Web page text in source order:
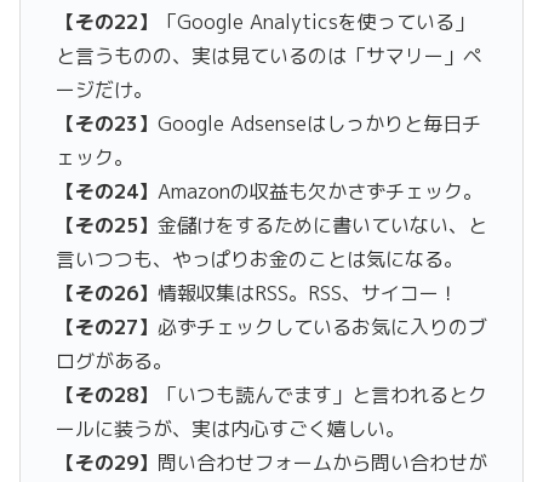
【その22】
「Google Analyticsを使っている」
と言うものの、実は見ているのは「サマリー」ペ
ージだけ。
【その23】 Google Adsenseはしっかりと毎日チ
ェック。
【その24】 Amazonの収益も欠かさずチェック。
【その25】 金儲けをするために書いていない、と
言いつつも、やっぱりお金のことは気になる。
【その26】 情報収集はRSS。RSS、サイコー！
【その27】 必ずチェックしているお気に入りのブ
ログがある。
【その28】
「いつも読んでます」と言われるとク
ールに装うが、実は内心すごく嬉しい。
【その29】 問い合わせフォームから問い合わせが